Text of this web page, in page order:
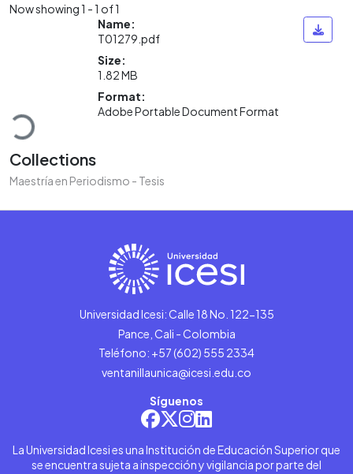
Now showing1 - 1 of 1
Loading...
Name:
T01279.pdf
Size:
1.82 MB
Format:
Adobe Portable Document Format
Collections
Maestría en Periodismo - Tesis
Universidad Icesi: Calle 18 No. 122-135
Pance, Cali - Colombia
Teléfono: +57 (602) 555 2334
ventanillaunica@icesi.edu.co
Síguenos
La Universidad Icesi es una Institución de Educación Superior que
se encuentra sujeta a inspección y vigilancia por parte del